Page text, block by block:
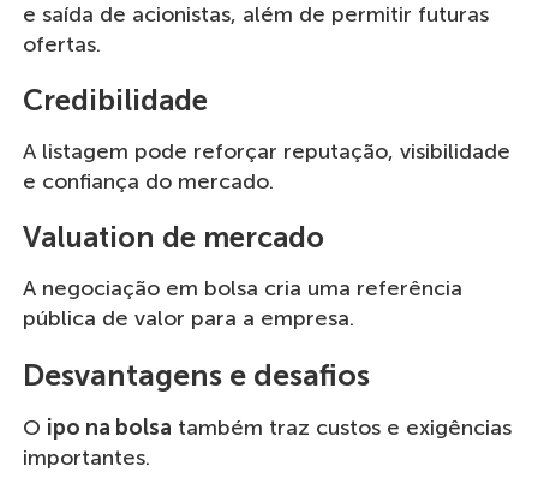
e saída de acionistas, além de permitir futuras
ofertas.
Credibilidade
A listagem pode reforçar reputação, visibilidade
e confiança do mercado.
Valuation de mercado
A negociação em bolsa cria uma referência
pública de valor para a empresa.
Desvantagens e desafios
O ipo na bolsa também traz custos e exigências
importantes.